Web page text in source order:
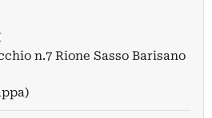
n.7 Rione Sasso Barisano